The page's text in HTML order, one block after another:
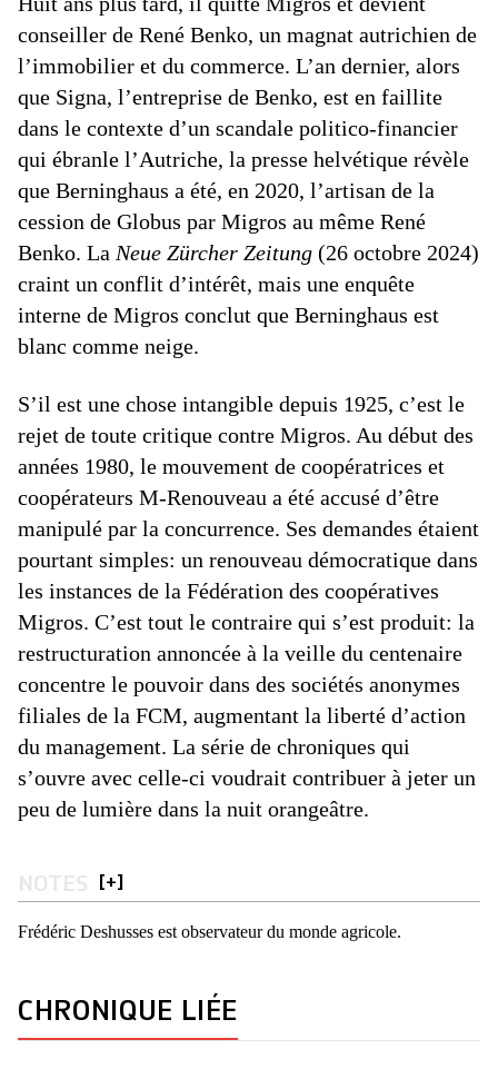
conseiller de René Benko, un magnat autrichien de
l’immobilier et du commerce. L’an dernier, alors
que Signa, l’entreprise de Benko, est en faillite
dans le contexte d’un scandale politico-financier
qui ébranle l’Autriche, la presse helvétique révèle
que Berninghaus a été, en 2020, l’artisan de la
cession de Globus par Migros au même René
Benko. La Neue Zürcher Zeitung (26 octobre 2024)
craint un conflit d’intérêt, mais une enquête
interne de Migros conclut que Berninghaus est
blanc comme neige.
S’il est une chose intangible depuis 1925, c’est le
rejet de toute critique contre Migros. Au début des
années 1980, le mouvement de coopératrices et
coopérateurs M-Renouveau a été accusé d’être
manipulé par la concurrence. Ses demandes étaient
pourtant simples: un renouveau démocratique dans
les instances de la Fédération des coopératives
Migros. C’est tout le contraire qui s’est produit: la
restructuration annoncée à la veille du centenaire
concentre le pouvoir dans des sociétés anonymes
filiales de la FCM, augmentant la liberté d’action
du management. La série de chroniques qui
s’ouvre avec celle-ci voudrait contribuer à jeter un
peu de lumière dans la nuit orangeâtre.
NOTES [+]
Frédéric Deshusses est observateur du monde agricole.
CHRONIQUE LIÉE